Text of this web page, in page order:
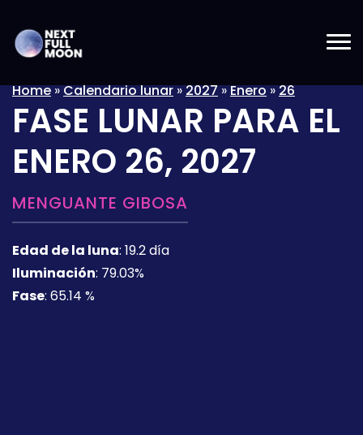
Home»Calendario lunar»2027»Enero»26
FASE LUNAR PARA EL
ENERO 26, 2027
MENGUANTE GIBOSA
Edad de la luna: 19.2 día
Iluminación: 79.03%
Fase: 65.14 %